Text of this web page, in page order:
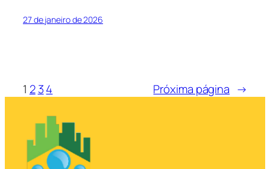
27 de janeiro de 2026
1 2 34 Próxima página →